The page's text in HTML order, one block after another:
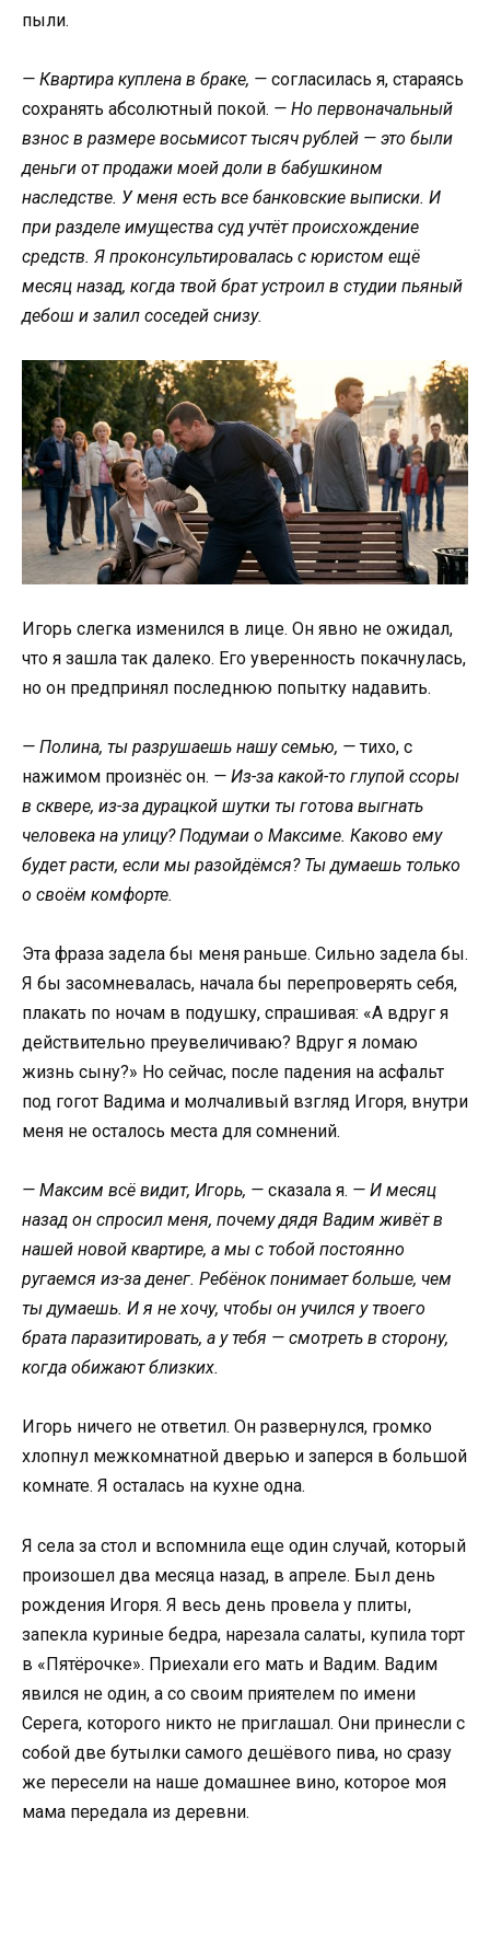
пыли.
— Квартира куплена в браке, — согласилась я, стараясь
сохранять абсолютный покой. — Но первоначальный
взнос в размере восьмисот тысяч рублей — это были
деньги от продажи моей доли в бабушкином
наследстве. У меня есть все банковские выписки. И
при разделе имущества суд учтёт происхождение
средств. Я проконсультировалась с юристом ещё
месяц назад, когда твой брат устроил в студии пьяный
дебош и залил соседей снизу.
Игорь слегка изменился в лице. Он явно не ожидал,
что я зашла так далеко. Его уверенность покачнулась,
но он предпринял последнюю попытку надавить.
— Полина, ты разрушаешь нашу семью, — тихо, с
нажимом произнёс он. — Из-за какой-то глупой ссоры
в сквере, из-за дурацкой шутки ты готова выгнать
человека на улицу? Подумаи о Максиме. Каково ему
будет расти, если мы разойдёмся? Ты думаешь только
о своём комфорте.
Эта фраза задела бы меня раньше. Сильно задела бы.
Я бы засомневалась, начала бы перепроверять себя,
плакать по ночам в подушку, спрашивая: «А вдруг я
действительно преувеличиваю? Вдруг я ломаю
жизнь сыну?» Но сейчас, после падения на асфальт
под гогот Вадима и молчаливый взгляд Игоря, внутри
меня не осталось места для сомнений.
— Максим всё видит, Игорь, — сказала я. — И месяц
назад он спросил меня, почему дядя Вадим живёт в
нашей новой квартире, а мы с тобой постоянно
ругаемся из-за денег. Ребёнок понимает больше, чем
ты думаешь. И я не хочу, чтобы он учился у твоего
брата паразитировать, а у тебя — смотреть в сторону,
когда обижают близких.
Игорь ничего не ответил. Он развернулся, громко
хлопнул межкомнатной дверью и заперся в большой
комнате. Я осталась на кухне одна.
Я села за стол и вспомнила еще один случай, который
произошел два месяца назад, в апреле. Был день
рождения Игоря. Я весь день провела у плиты,
запекла куриные бедра, нарезала салаты, купила торт
в «Пятёрочке». Приехали его мать и Вадим. Вадим
явился не один, а со своим приятелем по имени
Серега, которого никто не приглашал. Они принесли с
собой две бутылки самого дешёвого пива, но сразу
же пересели на наше домашнее вино, которое моя
мама передала из деревни.